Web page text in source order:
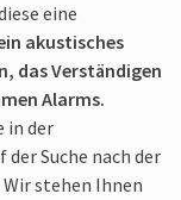
eine
akustisches
das Verständigen
Alarms.
in der
Suche nach der
stehen Ihnen